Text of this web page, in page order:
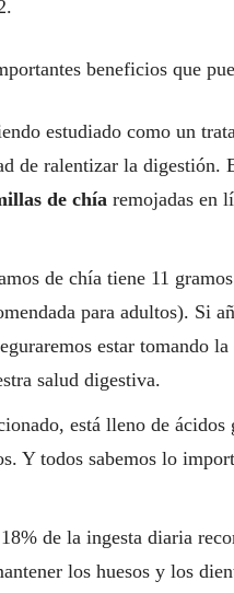
beneficios que
estudiado como un
de ralentizar la digestión.
de chía remojadas en
de chía tiene 11
para adultos). Si
estar tomando
salud digestiva.
está lleno de
Y todos sabemos lo
de la ingesta diaria
los huesos y los